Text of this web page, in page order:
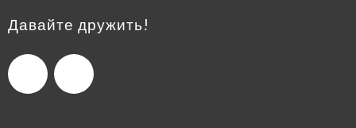
Давайте дружить!
V
W